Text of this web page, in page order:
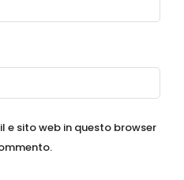
e sito web in questo browser